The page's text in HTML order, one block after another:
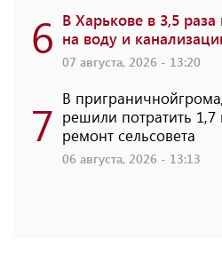
6 В Харькове в 3,5
на воду и
07 августа, 2026 - 13:20
7 В
решили потратить
ремонт сельсовета
06 августа, 2026 - 13:13